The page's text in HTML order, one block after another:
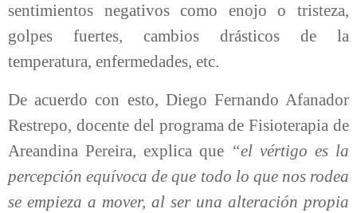
sentimientos negativos como enojo o tristeza,
golpes fuertes, cambios drásticos de la
temperatura, enfermedades, etc.
De acuerdo con esto, Diego Fernando Afanador
Restrepo, docente del programa de Fisioterapia de
Areandina Pereira, explica que “el vértigo es la
percepción equívoca de que todo lo que nos rodea
se empieza a mover, al ser una alteración propia